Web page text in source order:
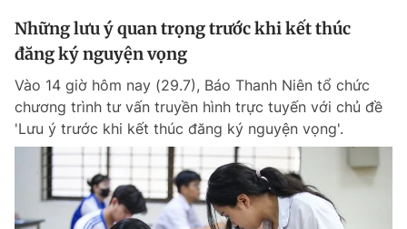
Những lưu ý quan trọng trước khi kết thúc
đăng ký nguyện vọng
Vào 14 giờ hôm nay (29.7), Báo Thanh Niên tổ chức
chương trình tư vấn truyền hình trực tuyến với chủ đề
'Lưu ý trước khi kết thúc đăng ký nguyện vọng'.